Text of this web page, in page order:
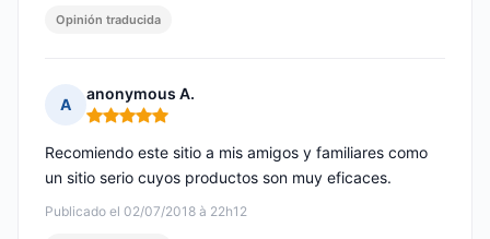
Opinión traducida
A
anonymous A.
Nota: 5 de 5
Publicado el 02/07/2018 à 22h12
Recomiendo este sitio a mis amigos y familiares como
un sitio serio cuyos productos son muy eficaces.